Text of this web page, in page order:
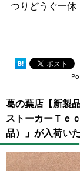
つりどうぐ一
葛の葉店【新製
ストーカーＴｅ
品）」が入荷い